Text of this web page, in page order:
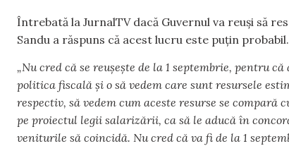
Întrebată la JurnalTV dacă Guvernul va reuși să
Sandu a răspuns că acest lucru este puțin probabil.
„Nu cred că se reușește de la 1 septembrie, pentru
politica fiscală și o să vedem care sunt resursele
respectiv, să vedem cum aceste resurse se
pe proiectul legii salarizării, ca să le aducă în
veniturile să coincidă. Nu cred că va fi de la 1